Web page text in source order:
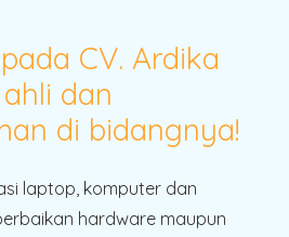
CV. Ardika
dan
di bidangnya!
laptop, komputer dan
hardware maupun